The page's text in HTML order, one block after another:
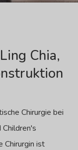
Chia,
Chirurgie bei
Chirurgin ist